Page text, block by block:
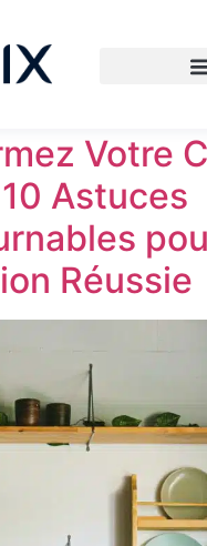
autrice :
Votre
Astuces
Réussie